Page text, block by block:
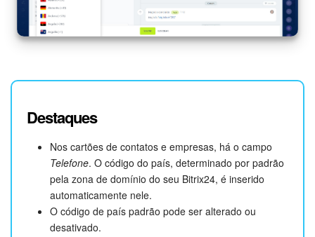
Destaques
Nos cartões de contatos e empresas, há o campo
Telefone. O código do país, determinado por padrão
pela zona de domínio do seu Bitrix24, é inserido
automaticamente nele.
O código de país padrão pode ser alterado ou
desativado.